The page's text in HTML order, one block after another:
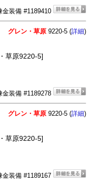
装備 #1189410
グレン・草原 9220-5 (詳細)
草原9220-5]
装備 #1189278
グレン・草原 9220-5 (詳細)
草原9220-5]
装備 #1189167